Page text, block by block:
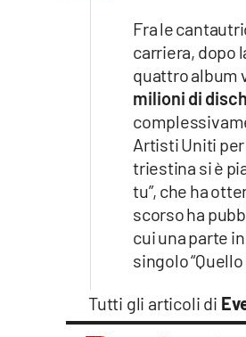
Vai
Tutti gli articoli di
Fra le
carriera, dopo
quattro album
milioni di
Artisti Uniti per
triestina si è
tu”, che ha
scorso ha
cui una parte
singolo